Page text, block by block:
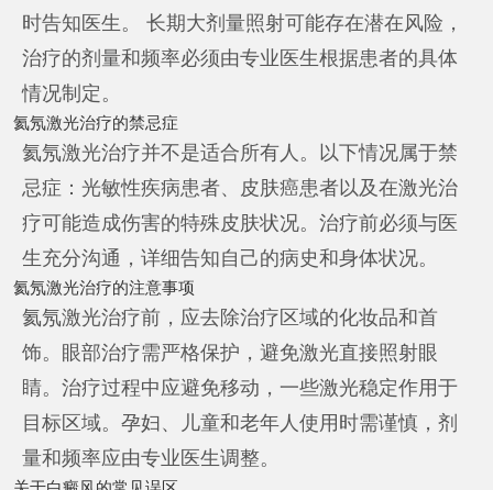
时告知医生。 长期大剂量照射可能存在潜在风险，
治疗的剂量和频率必须由专业医生根据患者的具体
情况制定。
氦氖激光治疗的禁忌症
氦氖激光治疗并不是适合所有人。以下情况属于禁
忌症：光敏性疾病患者、皮肤癌患者以及在激光治
疗可能造成伤害的特殊皮肤状况。治疗前必须与医
生充分沟通，详细告知自己的病史和身体状况。
氦氖激光治疗的注意事项
氦氖激光治疗前，应去除治疗区域的化妆品和首
饰。眼部治疗需严格保护，避免激光直接照射眼
睛。治疗过程中应避免移动，一些激光稳定作用于
目标区域。孕妇、儿童和老年人使用时需谨慎，剂
量和频率应由专业医生调整。